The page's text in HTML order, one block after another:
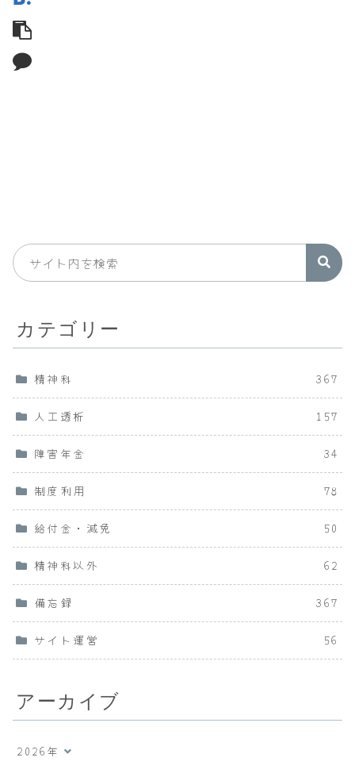
カテゴリー
精神科 367
人工透析 157
障害年金 34
制度利用 78
給付金・減免 50
精神科以外 62
備忘録 367
サイト運営 56
アーカイブ
2026年